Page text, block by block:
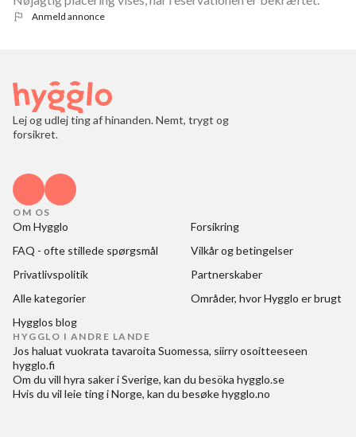
Anmeld annonce
Lej og udlej ting af hinanden. Nemt, trygt og
forsikret.
OM OS
Om Hygglo
Forsikring
FAQ - ofte stillede spørgsmål
Vilkår og betingelser
Privatlivspolitik
Partnerskaber
Alle kategorier
Områder, hvor Hygglo er brugt
Hygglos blog
HYGGLO I ANDRE LANDE
Jos haluat vuokrata tavaroita Suomessa, siirry osoitteeseen
hygglo.fi
Om du vill hyra saker i Sverige, kan du besöka hygglo.se
Hvis du vil leie ting i Norge, kan du besøkehygglo.no